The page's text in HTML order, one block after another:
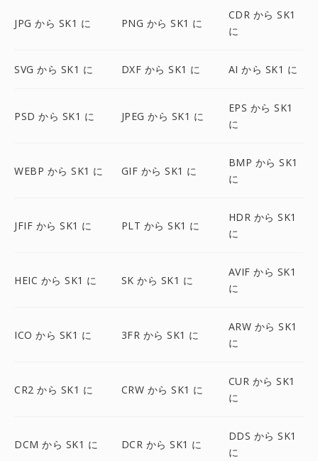
JPG から SK1 に PNG から SK1 に
CDR から SK1
に
SVG から SK1 に DXF から SK1 に AI から SK1 に
PSD から SK1 に JPEG から SK1 に
EPS から SK1
に
WEBP から SK1 に GIF から SK1 に
BMP から SK1
に
JFIF から SK1 に PLT から SK1 に
HDR から SK1
に
HEIC から SK1 に SK から SK1 に
AVIF から SK1
に
ICO から SK1 に 3FR から SK1 に
ARW から SK1
に
CR2 から SK1 に CRW から SK1 に
CUR から SK1
に
DCM から SK1 に DCR から SK1 に
DDS から SK1
に